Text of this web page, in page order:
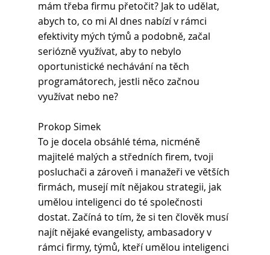
mám třeba firmu přetočit? Jak to udělat,
abych to, co mi AI dnes nabízí v rámci
efektivity mých týmů a podobně, začal
seriózně využívat, aby to nebylo
oportunistické nechávání na těch
programátorech, jestli něco začnou
využívat nebo ne?
Prokop Simek
To je docela obsáhlé téma, nicméně
majitelé malých a středních firem, tvoji
posluchači a zároveň i manažeři ve větších
firmách, musejí mít nějakou strategii, jak
umělou inteligenci do té společnosti
dostat. Začíná to tím, že si ten člověk musí
najít nějaké evangelisty, ambasadory v
rámci firmy, týmů, kteří umělou inteligenci